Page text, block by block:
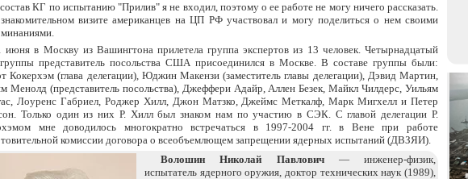
КГ по испытанию "Прилив" я не входил, поэтому о ее работе не могу ничего рассказать.
визите американцев на ЦП РФ участвовал и могу поделиться о нем своими
июня в Москву из Вашингтона прилетела группа экспертов из 13 человек. Четырнадцатый
представитель посольства США присоединился в Москве. В составе группы были:
Кокерхэм (глава делегации), Юджин Макензи (заместитель главы делегации), Дэвид Мартин,
Менолд (представитель посольства), Джеффери Адайр, Аллен Безек, Майкл Чилдерс, Уильям
Лоуренс Габриел, Роджер Хилл, Джон Матзко, Джеймс Меткалф, Марк Мигхелл и Петер
Только один из них Р. Хилл был знаком нам по участию в СЭК. С главой делегации Р.
мне доводилось многократно встречаться в 1997-2004 гг. в Вене при работе
комиссии договора о всеобъемлющем запрещении ядерных испытаний (ДВЗЯИ).
Волошин Николай Павлович— инженер-физик,
испытатель ядерного оружия, доктор технических наук (1989),